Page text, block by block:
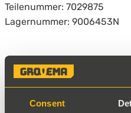
Consent
Teilenummer: 7029875
Lagernummer: 9006453N
Noch 2 auf Lager
€ 150,00zzgl. MwSt.